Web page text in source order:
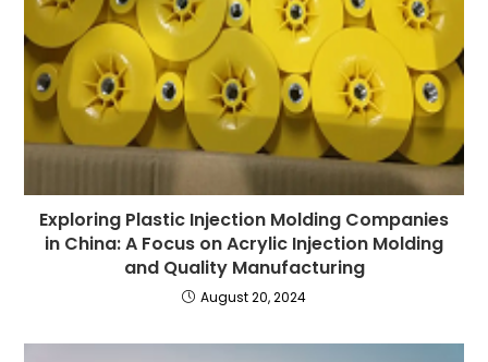
Exploring Plastic Injection Molding Companies
in China: A Focus on Acrylic Injection Molding
and Quality Manufacturing
August 20, 2024